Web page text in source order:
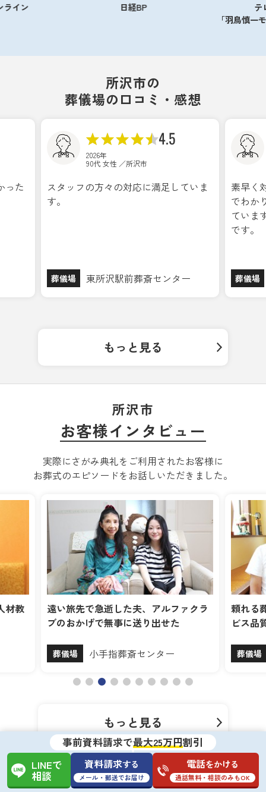
ライン 日経BP
テ
「羽鳥慎一
所沢市の
葬儀場の口コミ・感想
った
4.5
2026年
90代 女性 ／所沢市
スタッフの方々の対応に満足していま
す。
葬儀場 東所沢駅前葬斎センター
素早く
でわか
ていま
です。
葬儀場
もっと見る
所沢市
お客様インタビュー
実際にさがみ典礼をご利用されたお客様に
お葬式のエピソードをお話しいただきました。
材教
遠い旅先で急逝した夫、アルファクラ
ブのおかげで無事に送り出せた
葬儀場 小手指葬斎センター
頼れる
ビス品
葬儀場
もっと見る
所沢市
事前資料請求で最大25万円割引
LINEで
相談
資料請求する
メール・郵送でお届け
電話をかける
通話無料・相談のみもOK